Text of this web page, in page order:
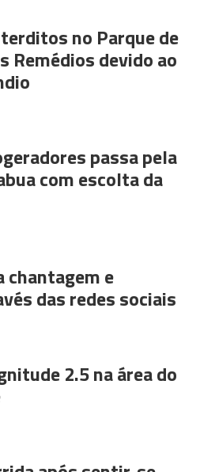
no Parque de
Remédios devido ao
passa pela
com escolta da
chantagem e
das redes sociais
2.5 na área do